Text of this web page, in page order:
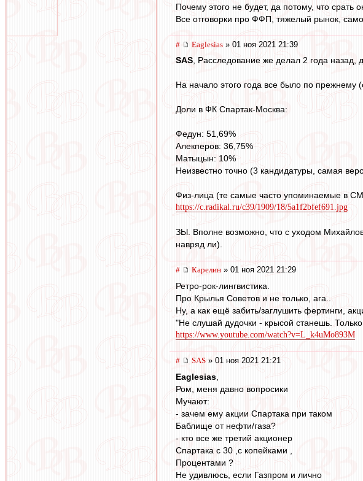
Почему этого не будет, да потому, что срать
Все отговорки про ФФП, тяжелый рынок,
# Eaglesias » 01 ноя 2021 21:39
SAS, Расследование же делал 2 года назад,
На начало этого года все было по прежнему
Доли в ФК Спартак-Москва:
Федун: 51,69%
Алекперов: 36,75%
Матыцын: 10%
Неизвестно точно (3 кандидатуры, самая
Физ-лица (те самые часто упоминаемые в
https://c.radikal.ru/c39/1909/18/5a1f2bfef691.jpg
ЗЫ. Вполне возможно, что с уходом
навряд ли).
# Карелин » 01 ноя 2021 21:29
Ретро-рок-лингвистика.
Про Крылья Советов и не только, ага..
Ну, а как ещё забить/заглушить фертинги,
"Не слушай дудочки - крысой станешь.
https://www.youtube.com/watch?v=L_k4uMo893M
# SAS » 01 ноя 2021 21:21
Eaglesias
Ром, меня давно вопросики
Мучают:
- зачем ему акции Спартака при таком
Баблище от нефти/газа?
- кто все же третий акционер
Спартака с 30 ,с копейками ,
Процентами ?
Не удивлюсь, если Газпром и лично